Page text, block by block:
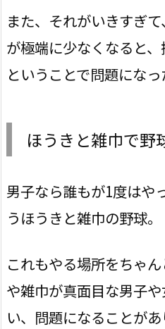
また、それがいきすぎ
が極端に少なくなると
ということで問題になっ
ほうきと雑巾で野
男子なら誰もが1度はや
うほうきと雑巾の野球。
これもやる場所をちゃ
や雑巾が真面目な男子
い、問題になることがあ